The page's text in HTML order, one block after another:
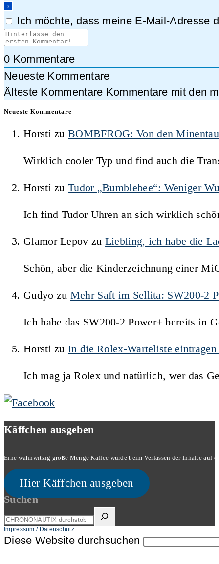
Ich möchte, dass meine E-Mail-Adresse
0 Kommentare
Neueste Kommentare
Älteste Kommentare Kommentare mit den
Neueste Kommentare
HorstizuBOMBFROG: Von den
Wirklich cooler Typ und find auch die
HorstizuTudor „Bumblebee“: Weniger
Ich find Tudor Uhren an sich wirklich
Glamor Lepov zu Liebling, ich habe die
Schön, aber die Kinderzeichnung einer
Gudyo zu Mehr Saft im Sellita: SW200-2
Ich habe das SW200-2 Power+ bereits in
HorstizuIn die Rolex-Warteliste
Ich mag ja Rolex und natürlich, wer das
Käffchen ausgeben
Eine wahnwitzig große Menge Kaffee wurde beim Verfassen der Inhalte auf
Hier Käffchen ausgeben
Suchen
Impressum / Datenschutz
Diese Website durchsuchen